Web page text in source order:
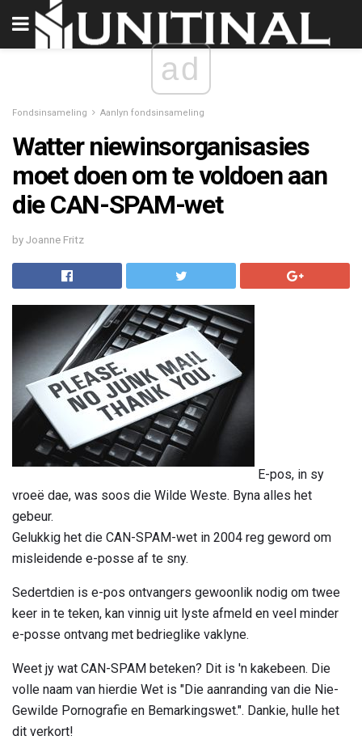
ad
Fondsinsameling Aanlyn fondsinsameling
Watter niewinsorganisasies
moet doen om te voldoen aan
die CAN-SPAM-wet
by Joanne Fritz
E-pos, in sy
vroeë dae, was soos die Wilde Weste. Byna alles het
gebeur.
Gelukkig het die CAN-SPAM-wet in 2004 reg geword om
misleidende e-posse af te sny.
Sedertdien is e-pos ontvangers gewoonlik nodig om twee
keer in te teken, kan vinnig uit lyste afmeld en veel minder
e-posse ontvang met bedrieglike vaklyne.
Weet jy wat CAN-SPAM beteken? Dit is 'n kakebeen. Die
volle naam van hierdie Wet is "Die aanranding van die Nie-
Gewilde Pornografie en Bemarkingswet.". Dankie, hulle het
dit verkort!